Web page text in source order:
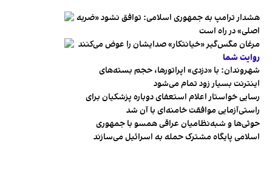
هشدار ترامپ به جمهوری اسلامی: توافق نشود «ضربه
اصلی» در راه است
مرغان مگس‌گیر «خیانتکار» صدایشان را عوض می‌کنند
روایت شما
شهروندان:‌ با «دزدی» اپراتورها، حجم بسته‌های
اینترنت بسیار زود تمام می‌شود
رسایی خواستار اعلام استعفای دوباره پزشکیان برای
راستی‌آزمایی موافقت خامنه‌ای با آن شد
حوثی‌ها و شبه‌نظامیان عراقی همسو با جمهوری
اسلامی پایگاه مشترک حمله به اسرائیل می‌سازند